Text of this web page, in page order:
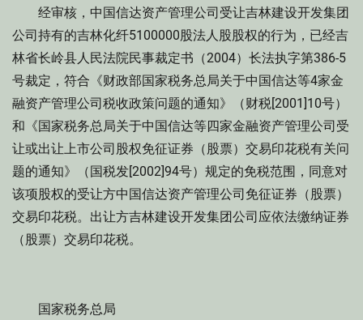
经审核，中国信达资产管理公司受让吉林建设开发集团
公司持有的吉林化纤5100000股法人股股权的行为，已经吉
林省长岭县人民法院民事裁定书（2004）长法执字第386-5
号裁定，符合《财政部国家税务总局关于中国信达等4家金
融资产管理公司税收政策问题的通知》（财税[2001]10号）
和《国家税务总局关于中国信达等四家金融资产管理公司受
让或出让上市公司股权免征证券（股票）交易印花税有关问
题的通知》（国税发[2002]94号）规定的免税范围，同意对
该项股权的受让方中国信达资产管理公司免征证券（股票）
交易印花税。出让方吉林建设开发集团公司应依法缴纳证券
（股票）交易印花税。
国家税务总局